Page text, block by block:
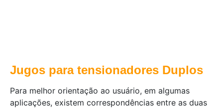
Jugos para tensionadores Duplos
Para melhor orientação ao usuário, em algumas
aplicações, existem correspondências entre as duas